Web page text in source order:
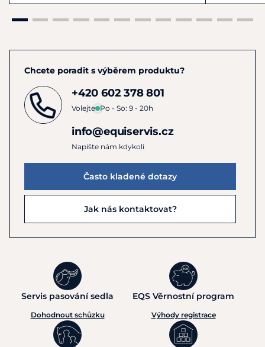
Chcete poradit s výběrem produktu?
+420 602 378 801
Volejte Po - So: 9 - 20h
info@equiservis.cz
Napište nám kdykoli
Často kladené dotazy
Jak nás kontaktovat?
Servis pasování sedla
Dohodnout schůzku
EQS Věrnostní program
Výhody registrace